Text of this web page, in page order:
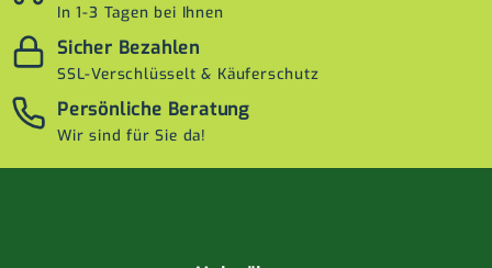
In 1-3 Tagen bei Ihnen
Sicher Bezahlen
SSL-Verschlüsselt & Käuferschutz
Persönliche Beratung
Wir sind für Sie da!